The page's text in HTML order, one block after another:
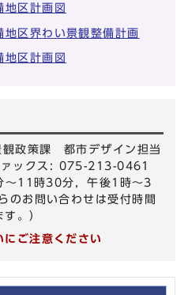
地区計画図
区界わい景観整備計画
地区計画図
政策課 都市デザイン担当
ックス: 075-213-0461
～11時30分，午後1時～3
のお問い合わせは受付時間
。）
ご注意ください